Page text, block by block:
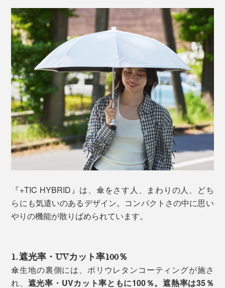
傘の上方から、人工太陽照明灯による照射を30分間行い、傘下に設置したマネキ
ン頭部をサーモカメラで撮影。温度25.0℃±1.0℃、湿度50±4％
「とはいえ、持ち運びがね」と躊躇する人もいると思い
ますが、『+TIC HYBRID』なら、コンパクトかつ軽
『+TIC HYBRID』は、傘をさす人、まわりの人、どち
らにも気遣いのあるデザイン。コンパクトさの中に思い
やりの機能が散りばめられています。
1. 遮光率・UVカット率100％
傘生地の裏側には、ポリウレタンコーティングが施さ
れ、 遮光率・UVカット率ともに100％。遮熱率は35％